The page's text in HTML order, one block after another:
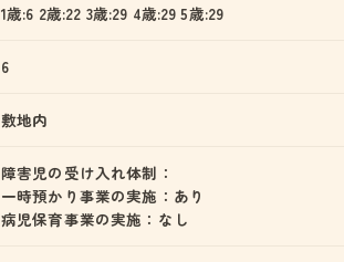
1歳:6 2歳:22 3歳:29 4歳:29 5歳:29
6
敷地内
障害児の受け入れ体制：
一時預かり事業の実施：あり
病児保育事業の実施：なし